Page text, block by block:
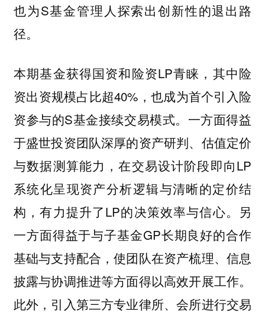
也为S基金管理人探索出创新性的退出路
径。
本期基金获得国资和险资LP青睐，其中险
资出资规模占比超40%，也成为首个引入险
资参与的S基金接续交易模式。一方面得益
于盛世投资团队深厚的资产研判、估值定价
与数据测算能力，在交易设计阶段即向LP
系统化呈现资产分析逻辑与清晰的定价结
构，有力提升了LP的决策效率与信心。另
一方面得益于与子基金GP长期良好的合作
基础与支持配合，使团队在资产梳理、信息
披露与协调推进等方面得以高效开展工作。
此外，引入第三方专业律所、会所进行交易